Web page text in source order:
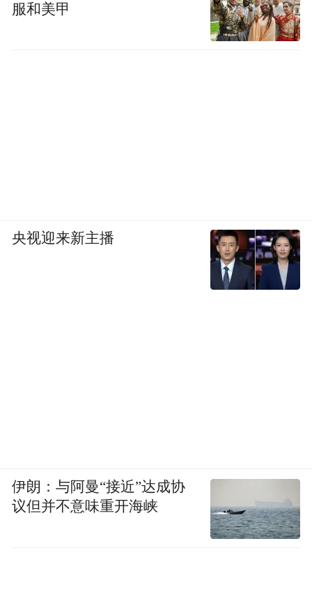
服和美甲
央视迎来新主播
伊朗：与阿曼“接近”达成协
议但并不意味重开海峡